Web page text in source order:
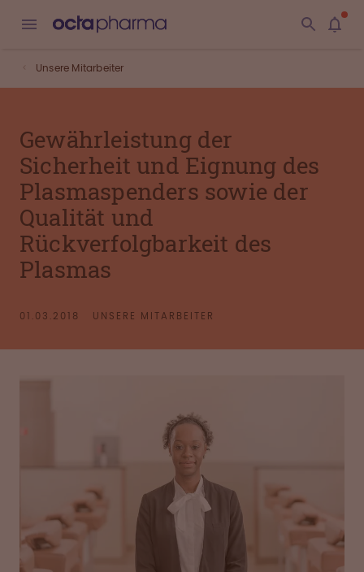
Unsere Mitarbeiter
Gewährleistung der
Sicherheit und Eignung des
Plasmaspenders sowie der
Qualität und
Rückverfolgbarkeit des
Plasmas
01.03.2018 UNSERE MITARBEITER